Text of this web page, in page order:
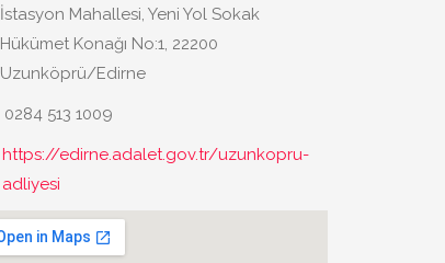
İstasyon Mahallesi, Yeni Yol Sokak
Hükümet Konağı No:1, 22200
Uzunköprü/Edirne
0284 513 1009
https://edirne.adalet.gov.tr/uzunkopru-
adliyesi